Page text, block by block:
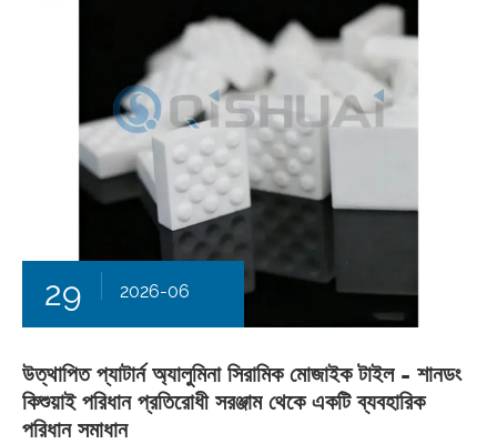
29 2026-06
উত্থাপিত প্যাটার্ন অ্যালুমিনা সিরামিক মোজাইক টাইল - শানডং
কিশুয়াই পরিধান প্রতিরোধী সরঞ্জাম থেকে একটি ব্যবহারিক
পরিধান সমাধান